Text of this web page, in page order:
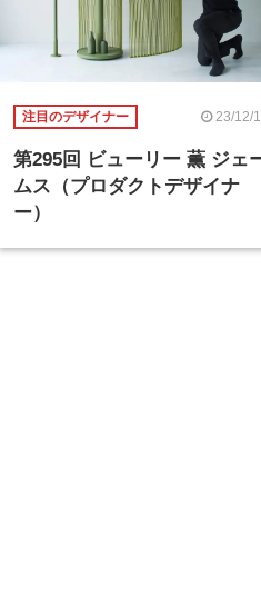
注目のデザイナー 23/12/
第295回 ビューリー 薫 ジェ
ムス（プロダクトデザイナ
ー）